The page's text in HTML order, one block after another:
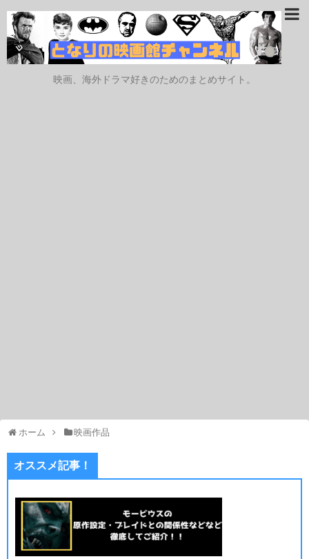
映画、海外ドラマ好きのためのまとめサイト。
ホーム 映画作品
オススメ記事！